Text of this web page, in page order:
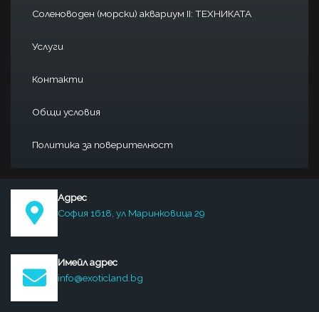
Соленоводен (морски) аквариум II: ТЕХНИКАТА
Услуги
Контакти
Общи условия
Политика за поверителност
Адрес
София 1618, ул Маринковица 29
Имейл адрес
info@exoticland.bg